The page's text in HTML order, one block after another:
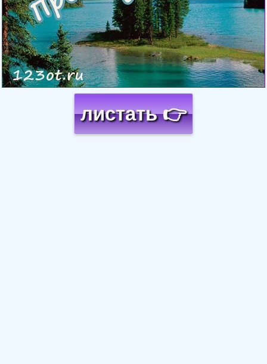
листать 👉